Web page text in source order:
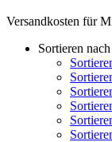
Ver­sand­kos­ten für
Sortieren nach